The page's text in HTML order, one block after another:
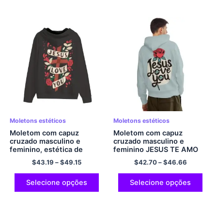
Moletons estéticos
Moletom com capuz
cruzado masculino e
feminino, estética de
Jesus, moletom
confortável com zíper,
moletom de poliéster com
capuz Jesus com rosa,
moletom com capuz
$43.19 –$49.15
Selecione opções
Moletons estéticos
Moletom com capuz
cruzado masculino e
feminino JESUS ​​TE AMO
Moletom com capuz
Moletom com capuz para
saúde mental Moletom
grande com capuz de
poliéster Moletom com
$42.70–$46.66
Selecione opções